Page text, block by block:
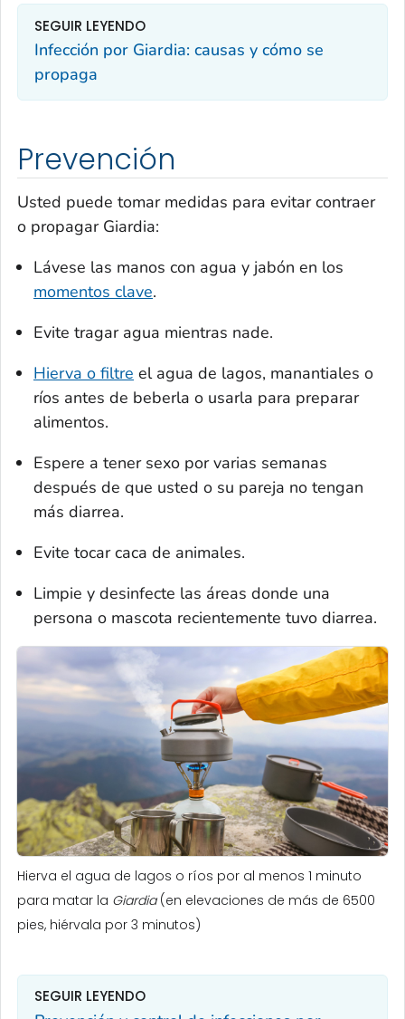
SEGUIR LEYENDO
Infección por Giardia: causas y cómo se
propaga
Prevención
Usted puede tomar medidas para evitar contraer
o propagar Giardia:
Lávese las manos con agua y jabón en los
momentos clave.
Evite tragar agua mientras nade.
Hierva o filtre el agua de lagos, manantiales o
ríos antes de beberla o usarla para preparar
alimentos.
Espere a tener sexo por varias semanas
después de que usted o su pareja no tengan
más diarrea.
Evite tocar caca de animales.
Limpie y desinfecte las áreas donde una
persona o mascota recientemente tuvo diarrea.
Hierva el agua de lagos o ríos por al menos 1 minuto
para matar la Giardia(en elevaciones de más de 6500
pies, hiérvala por 3 minutos)
SEGUIR LEYENDO